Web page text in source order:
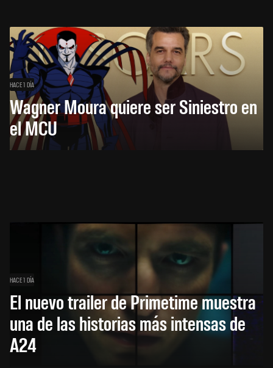
HACE 1 DÍA
Wagner Moura quiere ser Siniestro en
el MCU
HACE 1 DÍA
El nuevo trailer de Primetime muestra
una de las historias más intensas de
A24